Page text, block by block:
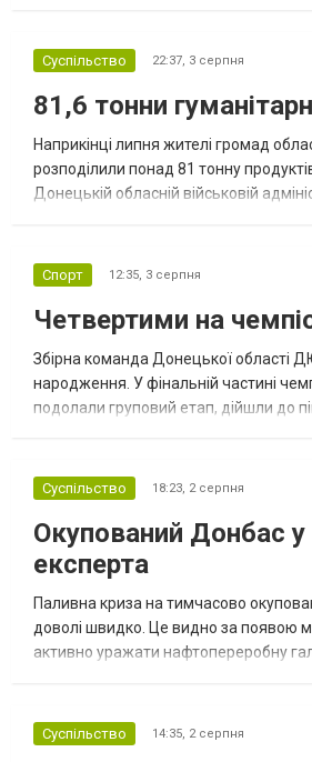
Суспільство 22:37, 3 серпня
81,6 тонни
Наприкінці липня жителі громад
розподілили понад 81 тонну
Донецькій обласній військовій
Спорт 12:35, 3 серпня
Четвертими на
Збірна команда Донецької області
народження. У фінальній частині
подолали груповий етап, дійшли до
Суспільство 18:23, 2 серпня
Окупований Донбас у
експерта
Паливна криза на тимчасово
доволі швидко. Це видно за появою
активно уражати нафтопереробну
Суспільство 14:35, 2 серпня